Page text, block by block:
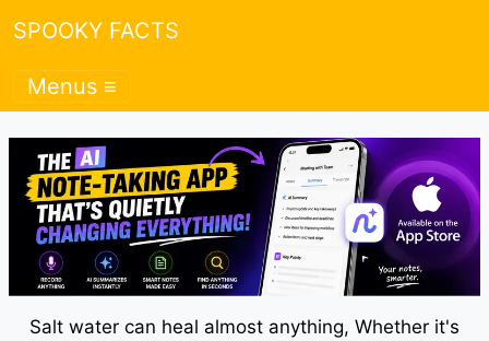
SPOOKY FACTS
Menus ≡
Salt water can heal almost anything, Whether it's